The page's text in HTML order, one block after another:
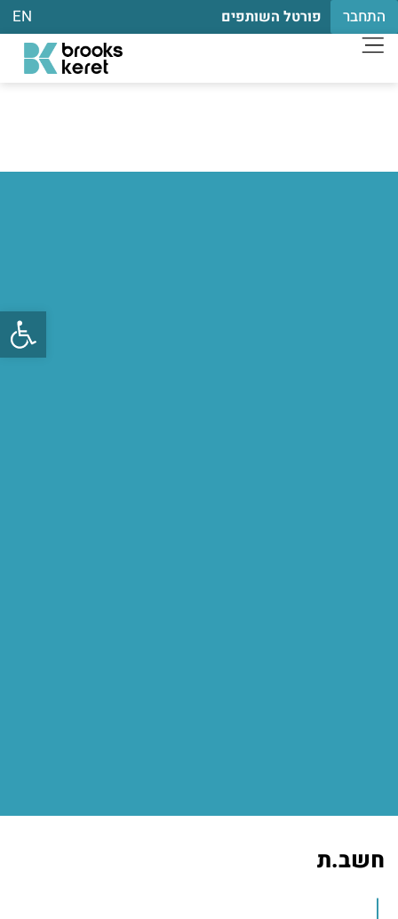
התחבר פורטל השותפים EN
חשב.ת